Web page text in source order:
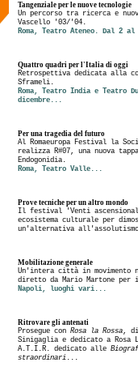
Tangenziale per le nuove tecnologie
Un percorso tra ricerca e
Vascello '03/'04.
Roma, Teatro Ateneo. Dal 2
Quattro quadri per l'Italia di oggi
Retrospettiva dedicata alla
Sframeli.
Roma, Teatro India e Teatro
dicembre...
Per una tragedia del futuro
Al Romaeuropa Festival la
realizza R#07, una nuova
Endogonidia.
Roma, Teatro Valle...
Prove tecniche per un altro mondo
Il festival 'Venti
ecosistema culturale per
un'alternativa
Mobilitazione generale
Un'intera città in movimento
diretto da Mario Martone per
Napoli, luoghi vari...
Ritrovare gli antenati
Prosegue con Rosa la Rossa,
Sinigaglia e dedicato a Rosa
A.T.I.R. dedicato alle
straordinari...